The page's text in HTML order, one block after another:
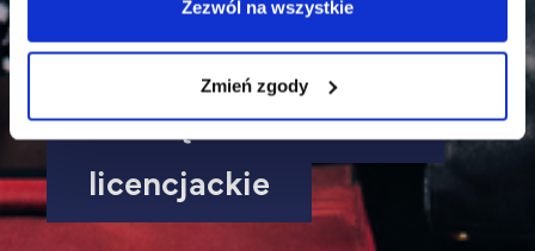
Zezwól na wszystkie
Zmień zgody
Bezpieczeństwo
wewnętrzne - studia
licencjackie